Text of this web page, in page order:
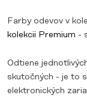
Farby odevov v
kolekcii Premium -
Odtiene
skutočných - je to
elektronických